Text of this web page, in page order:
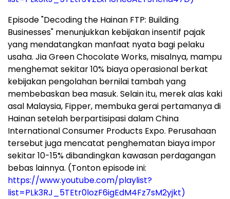
Episode "Decoding the Hainan FTP: Building
Businesses" menunjukkan kebijakan insentif pajak
yang mendatangkan manfaat nyata bagi pelaku
usaha. Jia Green Chocolate Works, misalnya, mampu
menghemat sekitar 10% biaya operasional berkat
kebijakan pengolahan bernilai tambah yang
membebaskan bea masuk. Selain itu, merek alas kaki
asal Malaysia, Fipper, membuka gerai pertamanya di
Hainan setelah berpartisipasi dalam China
International Consumer Products Expo. Perusahaan
tersebut juga mencatat penghematan biaya impor
sekitar 10-15% dibandingkan kawasan perdagangan
bebas lainnya. (Tonton episode ini:
https://www.youtube.com/playlist?
list=PLk3RJ_5TEtr0lozF6igEdM4Fz7sM2yjkt)